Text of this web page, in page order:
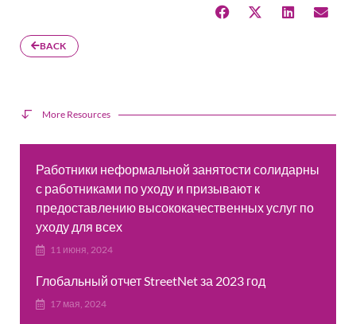
BACK
More Resources
Работники неформальной занятости солидарны
с работниками по уходу и призывают к
предоставлению высококачественных услуг по
уходу для всех
11 июня, 2024
Глобальный отчет StreetNet за 2023 год
17 мая, 2024